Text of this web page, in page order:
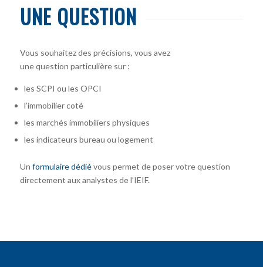
UNE QUESTION
Vous souhaitez des précisions, vous avez
une question particulière sur :
les SCPI ou les OPCI
l’immobilier coté
les marchés immobiliers physiques
les indicateurs bureau ou logement
Un formulaire dédiévous permet de poser votre question
directement aux analystes de l’IEIF.